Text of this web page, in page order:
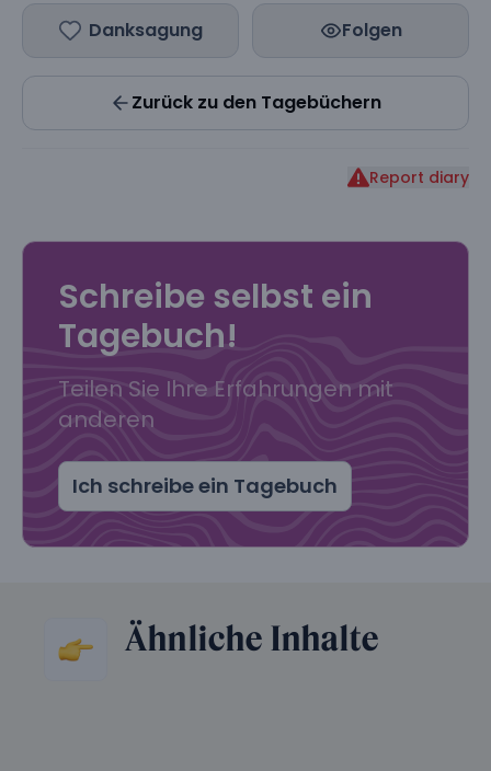
Danksagung Folgen
Zurück zu den Tagebüchern
Report diary
Schreibe selbst ein
Tagebuch!
Teilen Sie Ihre Erfahrungen mit
anderen
Ich schreibe ein Tagebuch
Ähnliche Inhalte